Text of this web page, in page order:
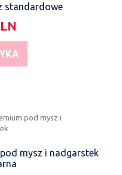
standardowe
mysz i nadgarstek